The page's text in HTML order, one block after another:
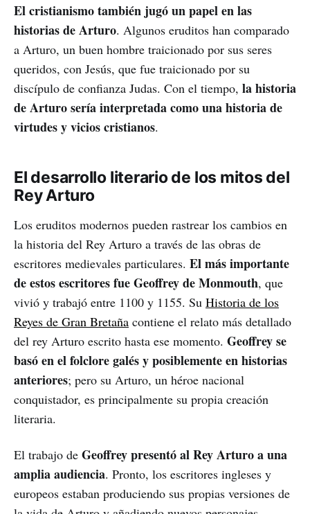
El cristianismo también jugó un papel en las
historias de Arturo. Algunos eruditos han comparado
a Arturo, un buen hombre traicionado por sus seres
queridos, con Jesús, que fue traicionado por su
discípulo de confianza Judas. Con el tiempo, la historia
de Arturo sería interpretada como una historia de
virtudes y vicios cristianos.
El desarrollo literario de los mitos del
Rey Arturo
Los eruditos modernos pueden rastrear los cambios en
la historia del Rey Arturo a través de las obras de
escritores medievales particulares. El más importante
de estos escritores fue Geoffrey de Monmouth, que
vivió y trabajó entre 1100 y 1155. Su Historia de los
Reyes de Gran Bretaña contiene el relato más detallado
del rey Arturo escrito hasta ese momento. Geoffrey se
basó en el folclore galés y posiblemente en historias
anteriores; pero su Arturo, un héroe nacional
conquistador, es principalmente su propia creación
literaria.
El trabajo de Geoffrey presentó al Rey Arturo a una
amplia audiencia. Pronto, los escritores ingleses y
europeos estaban produciendo sus propias versiones de